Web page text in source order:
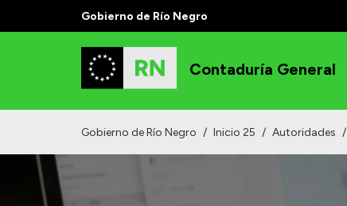
Gobierno de Río Negro
Contaduría General
Gobierno de Río Negro / Inicio 25 / Autoridades /